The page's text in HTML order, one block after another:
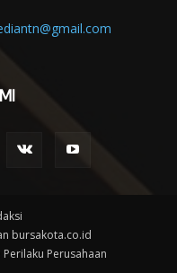
bursakota.co.id
Perilaku Perusahaan